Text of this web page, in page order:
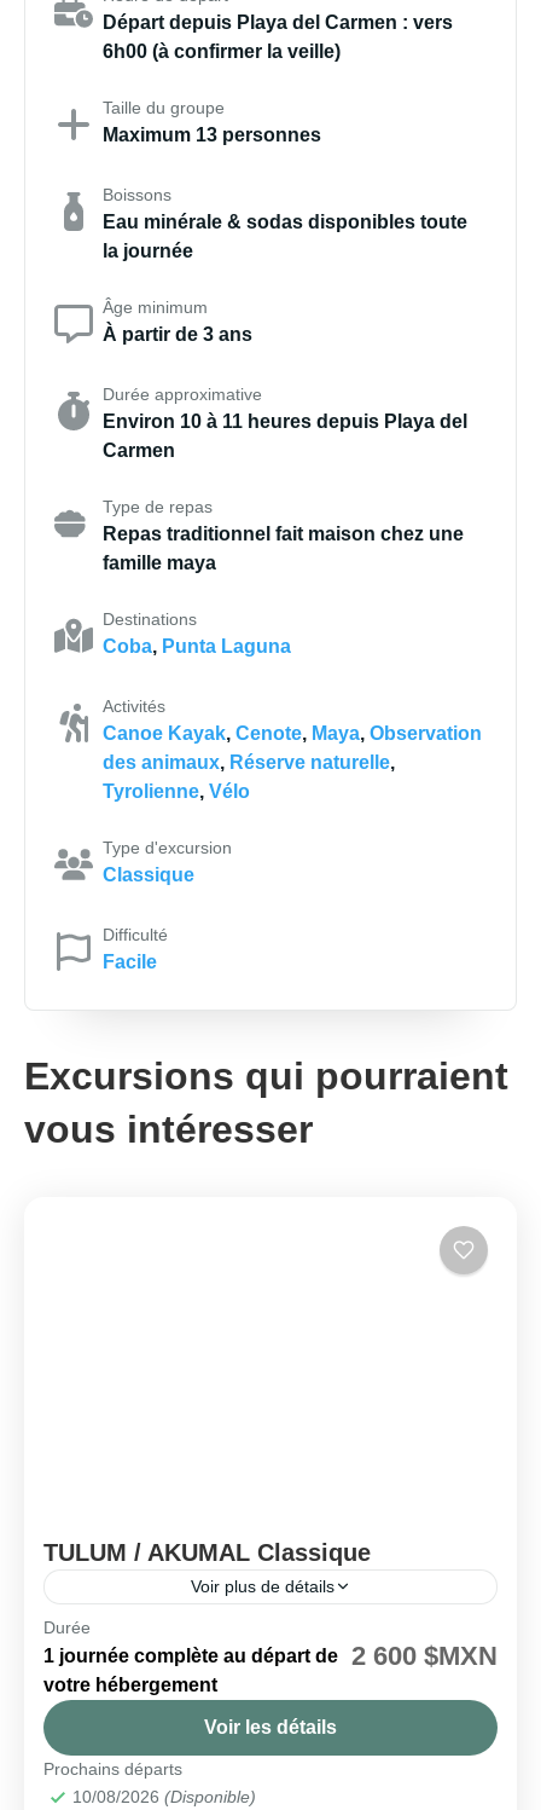
Départ depuis Playa del Carmen : vers
6h00 (à confirmer la veille)
Taille du groupe
Maximum 13 personnes
Boissons
Eau minérale & sodas disponibles toute
la journée
Âge minimum
À partir de 3 ans
Durée approximative
Environ 10 à 11 heures depuis Playa del
Carmen
Type de repas
Repas traditionnel fait maison chez une
famille maya
Destinations
Coba, Punta Laguna
Activités
Canoe Kayak, Cenote, Maya, Observation
des animaux, Réserve naturelle,
Tyrolienne, Vélo
Type d'excursion
Classique
Difficulté
Facile
Excursions qui pourraient
vous intéresser
TULUM / AKUMAL Classique
Voir plus de détails
🗓️ Disponible chaque lundi et jeudi
Akumal
Facile
Durée
1 journée complète au départ de
votre hébergement
2 600 $MXN
Voir les détails
Prochains départs
10/08/2026 (Disponible)